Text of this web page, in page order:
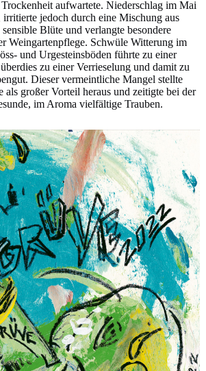
aufwartete. Niederschlag im Mai
irritierte jedoch durch eine Mischung aus
Blüte und verlangte besondere
Weingartenpflege. Schwüle Witterung im
und Urgesteinsböden führte zu einer
zu einer Verrieselung und damit zu
Dieser vermeintliche Mangel stellte
als großer Vorteil heraus und zeitigte bei der
im Aroma vielfältige Trauben.